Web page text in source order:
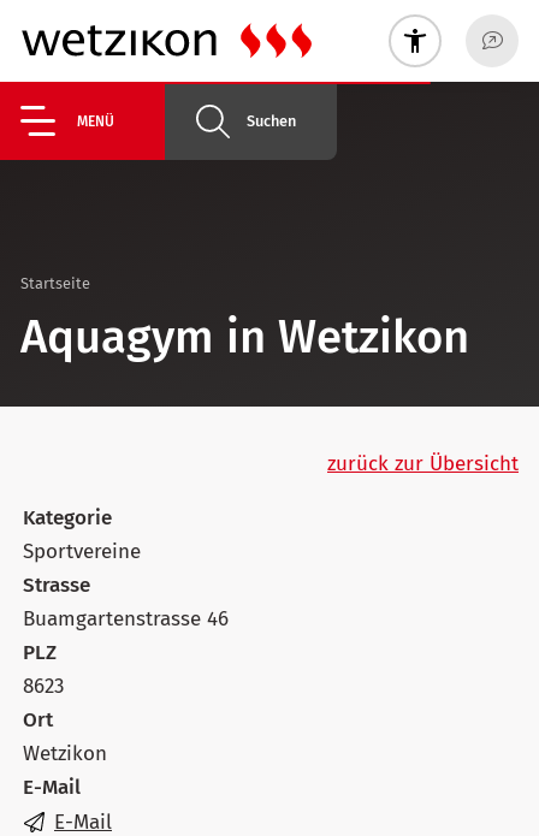
MENÜ Suchen
Startseite
Aquagym in Wetzikon
zurück zur Übersicht
Kategorie
Sportvereine
Strasse
Buamgartenstrasse 46
PLZ
8623
Ort
Wetzikon
E-Mail
E-Mail